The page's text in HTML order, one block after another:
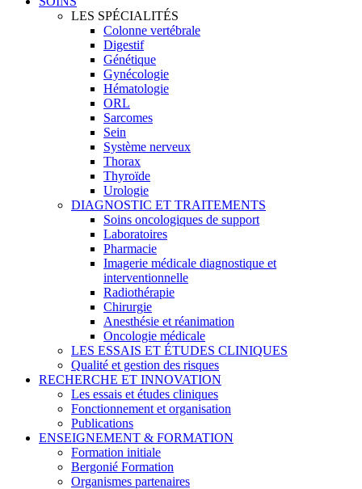
LES SPÉCIALITÉS
Colonne vertébrale
Digestif
Génétique
Gynécologie
Hématologie
ORL
Sarcomes
Sein
Système nerveux
Thorax
Thyroïde
Urologie
DIAGNOSTIC ET TRAITEMENTS
Soins oncologiques de support
Laboratoires
Pharmacie
Imagerie médicale diagnostique et
interventionnelle
Radiothérapie
Chirurgie
Anesthésie et réanimation
Oncologie médicale
LES ESSAIS ET ÉTUDES CLINIQUES
Qualité et gestion des risques
RECHERCHE ET INNOVATION
Les essais et études cliniques
Fonctionnement et organisation
Publications
ENSEIGNEMENT & FORMATION
Formation initiale
Bergonié Formation
Organismes partenaires